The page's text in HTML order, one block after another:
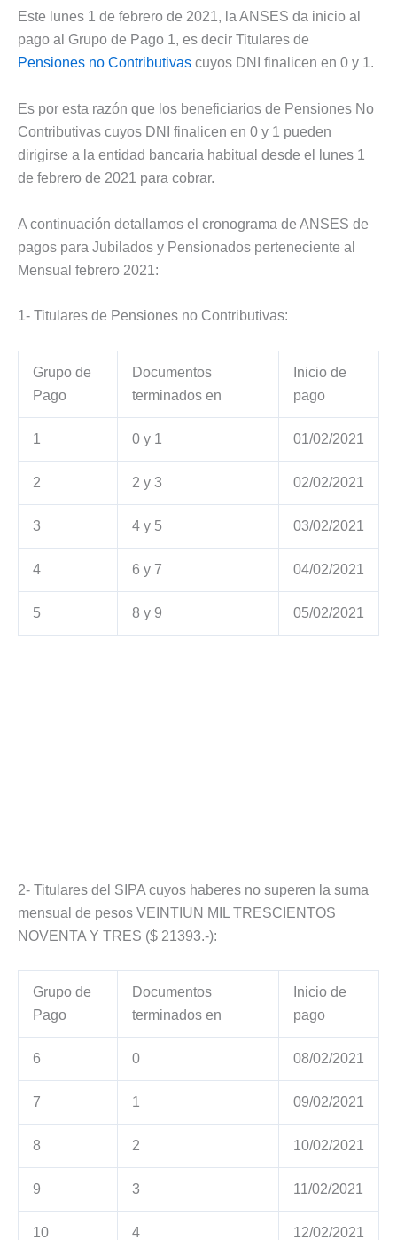
Este lunes 1 de febrero de 2021, la ANSES da inicio al
pago al Grupo de Pago 1, es decir Titulares de
Pensiones no Contributivas cuyos DNI finalicen en 0 y 1.
Es por esta razón que los beneficiarios de Pensiones No
Contributivas cuyos DNI finalicen en 0 y 1 pueden
dirigirse a la entidad bancaria habitual desde el lunes 1
de febrero de 2021 para cobrar.
A continuación detallamos el cronograma de ANSES de
pagos para Jubilados y Pensionados perteneciente al
Mensual febrero 2021:
1- Titulares de Pensiones no Contributivas:
Grupo de
Pago
Documentos
terminados en
Inicio de
pago
1 0 y 1 01/02/2021
2 2 y 3 02/02/2021
3 4 y 5 03/02/2021
4 6 y 7 04/02/2021
5 8 y 9 05/02/2021
2- Titulares del SIPA cuyos haberes no superen la suma
mensual de pesos VEINTIUN MIL TRESCIENTOS
NOVENTA Y TRES ($ 21393.-):
Grupo de
Pago
Documentos
terminados en
Inicio de
pago
6 0 08/02/2021
7 1 09/02/2021
8 2 10/02/2021
9 3 11/02/2021
10 4 12/02/2021